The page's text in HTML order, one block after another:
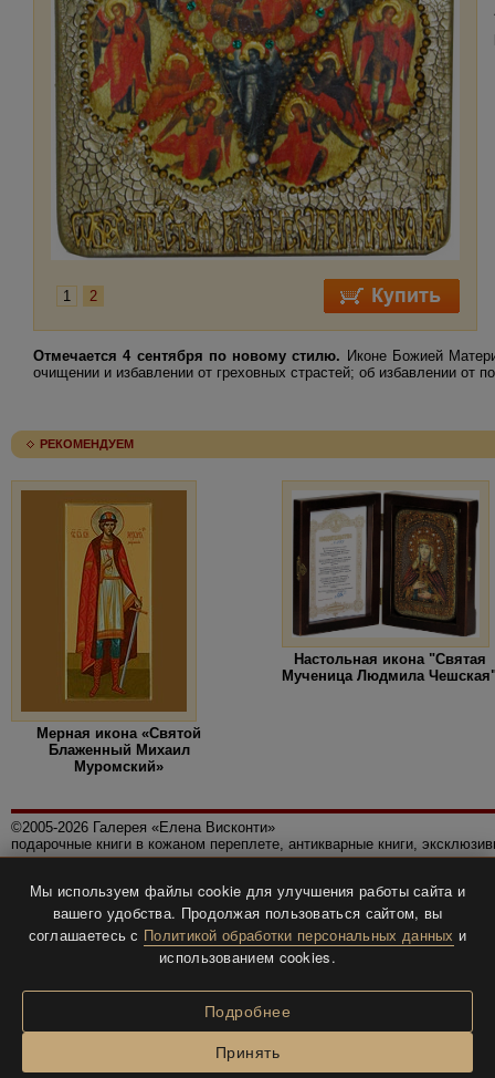
1 2
Отмечается 4 сентября по новому стилю. Иконе Божией
очищении и избавлении от греховных страстей; об избавлении от
РЕКОМЕНДУЕМ
Мерная икона «Святой
Блаженный Михаил
Муромский»
Настольная икона "Святая
Мученица Людмила
©2005-2026 Галерея «Елена Висконти»
подарочные книги в кожаном переплете, антикварные книги,
Политика конфиденциальности
Все права защищены.
Разработка и дизайнBTV-info.
Мы используем файлы cookie для улучшения работы сайта и
вашего удобства. Продолжая пользоваться сайтом, вы
соглашаетесь с Политикой обработки персональных данных и
использованием cookies.
Подробнее
Принять